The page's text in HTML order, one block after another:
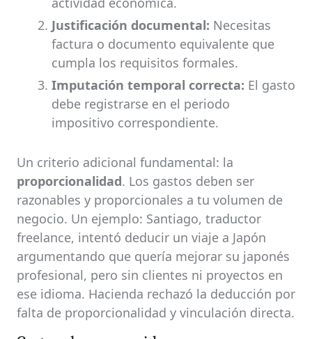
Justificación documental: Necesitas
factura o documento equivalente que
cumpla los requisitos formales.
Imputación temporal correcta: El gasto
debe registrarse en el periodo
impositivo correspondiente.
Un criterio adicional fundamental: la
proporcionalidad. Los gastos deben ser
razonables y proporcionales a tu volumen de
negocio. Un ejemplo: Santiago, traductor
freelance, intentó deducir un viaje a Japón
argumentando que quería mejorar su japonés
profesional, pero sin clientes ni proyectos en
ese idioma. Hacienda rechazó la deducción por
falta de proporcionalidad y vinculación directa.